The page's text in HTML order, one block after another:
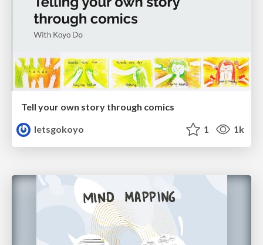
Tell your own story through comics
letsgokoyo
1 1k